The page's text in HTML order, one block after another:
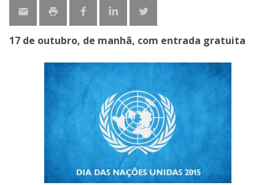
17 de outubro, de manhã, com entrada gratuita